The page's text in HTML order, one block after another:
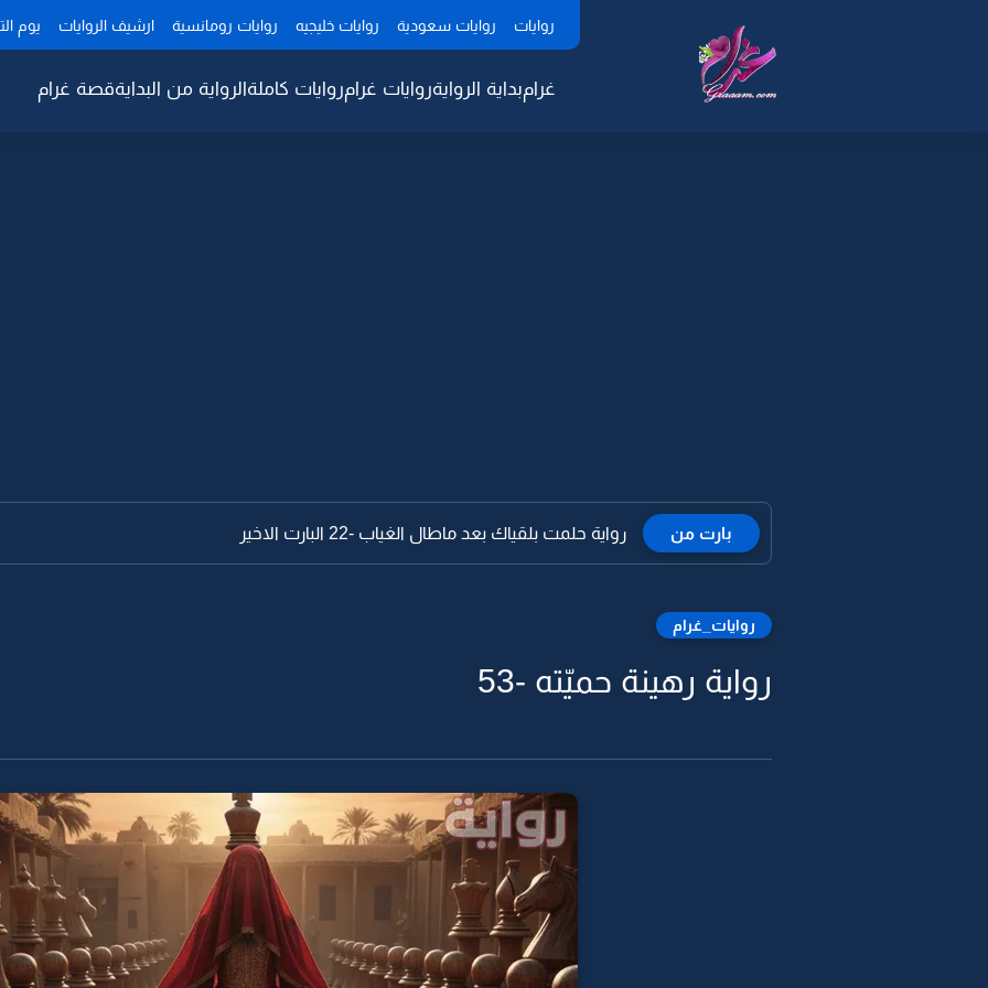
روايات روايات سعودية روايات خليجيه روايات رومانسية ارشيف الروايات يوم
غرامبداية الروايةروايات غرامروايات كاملةالرواية من البدايةقصة غرام
بارت من رواية حلمت بلقياك بعد ماطال الغياب -22 البارت الاخير
روايات_غرام
رواية رهينة حميّته -53